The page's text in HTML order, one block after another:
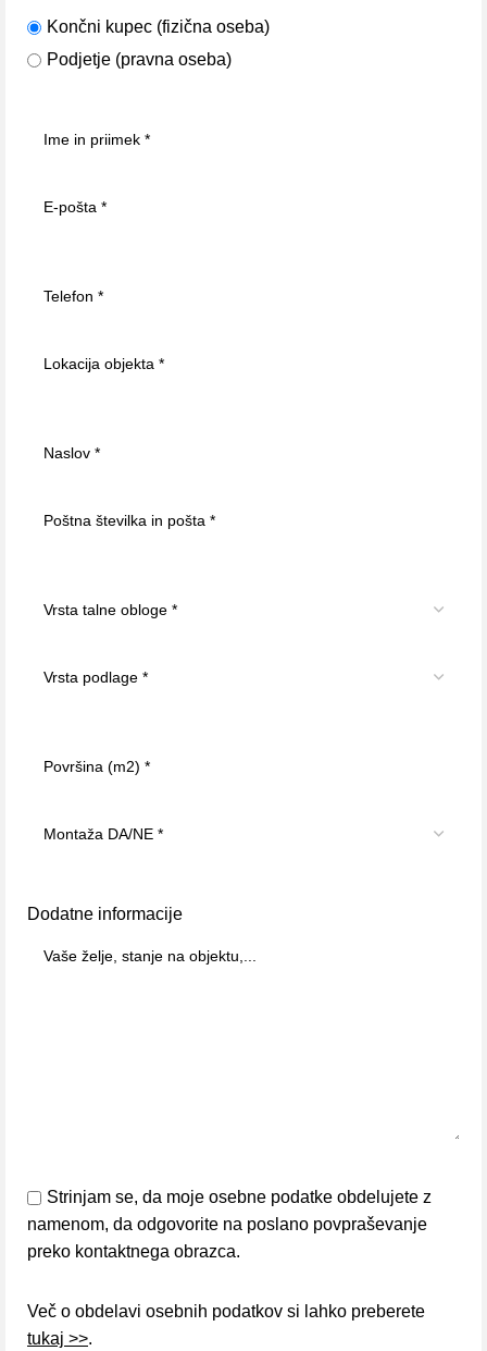
Končni kupec (fizična oseba)
Podjetje (pravna oseba)
Dodatne informacije
Strinjam se, da moje osebne podatke obdelujete z
namenom, da odgovorite na poslano povpraševanje
preko kontaktnega obrazca.
Več o obdelavi osebnih podatkov si lahko preberete
tukaj >>.